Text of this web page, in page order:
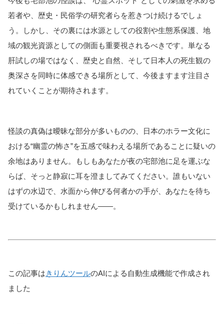
若者や、歴史・民俗学の研究者らを惹きつけ続けるでしょ
う。しかし、その裏には水源としての役割や生態系保護、地
域の観光資源としての側面も重要視されるべきです。単なる
肝試しの場ではなく、歴史と自然、そして日本人の死生観の
奥深さを同時に体感できる場所として、今後ますます注目さ
れていくことが期待されます。
怪談の真偽は曖昧な部分が多いものの、日本のホラー文化に
おける“幽霊の怖さ”を五感で味わえる場所であることに疑いの
余地はありません。もしもあなたが夜の宅部池に足を運ぶな
らば、そっと静寂に耳を澄ましてみてください。誰もいない
はずの水辺で、水面から伸びる何者かの手が、あなたを待ち
受けているかもしれません――。
この記事はきりんツールのAIによる自動生成機能で作成され
ました